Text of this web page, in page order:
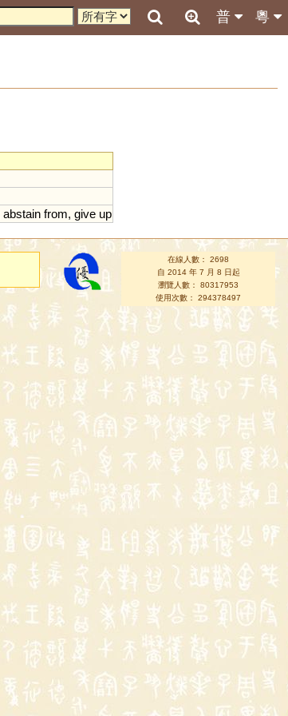
粵
普
abstain from, give up
在線人數： 2698
自 2014 年 7 月 8 日起
瀏覽人數： 80317953
使用次數： 294378497